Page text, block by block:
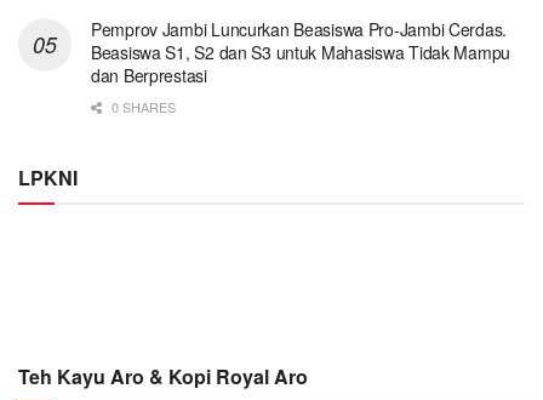
Pemprov Jambi Luncurkan Beasiswa Pro-Jambi Cerdas.
Beasiswa S1, S2 dan S3 untuk Mahasiswa Tidak Mampu
dan Berprestasi
0 SHARES
LPKNI
Teh Kayu Aro & Kopi Royal Aro